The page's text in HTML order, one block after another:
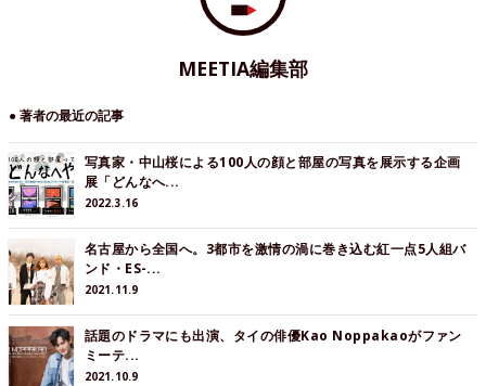
MEETIA編集部
● 著者の最近の記事
写真家・中山桜による100人の顔と部屋の写真を展示する企画
展「どんなへ...
2022.3.16
名古屋から全国へ。3都市を激情の渦に巻き込む紅一点5人組バ
ンド・ES-...
2021.11.9
話題のドラマにも出演、タイの俳優Kao Noppakaoがファン
ミーテ...
2021.10.9